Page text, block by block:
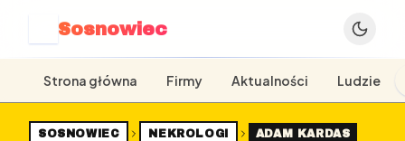
Sosnowiec
Strona główna Firmy Aktualności Ludzie
SOSNOWIEC NEKROLOGI ADAM KARDAS